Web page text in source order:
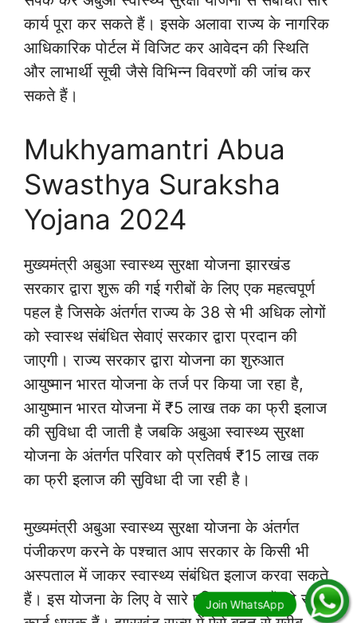
कार्य पूरा कर सकते हैं। इसके अलावा राज्य के नागरिक
आधिकारिक पोर्टल में विजिट कर आवेदन की स्थिति
और लाभार्थी सूची जैसे विभिन्न विवरणों की जांच कर
सकते हैं।
Mukhyamantri Abua
Swasthya Suraksha
Yojana 2024
मुख्यमंत्री अबुआ स्वास्थ्य सुरक्षा योजना झारखंड
सरकार द्वारा शुरू की गई गरीबों के लिए एक महत्वपूर्ण
पहल है जिसके अंतर्गत राज्य के 38 से भी अधिक लोगों
को स्वास्थ संबंधित सेवाएं सरकार द्वारा प्रदान की
जाएगी। राज्य सरकार द्वारा योजना का शुरुआत
आयुष्मान भारत योजना के तर्ज पर किया जा रहा है,
आयुष्मान भारत योजना में ₹5 लाख तक का फ्री इलाज
की सुविधा दी जाती है जबकि अबुआ स्वास्थ्य सुरक्षा
योजना के अंतर्गत परिवार को प्रतिवर्ष ₹15 लाख तक
का फ्री इलाज की सुविधा दी जा रही है।
मुख्यमंत्री अबुआ स्वास्थ्य सुरक्षा योजना के अंतर्गत
पंजीकरण करने के पश्चात आप सरकार के किसी भी
अस्पताल में जाकर स्वास्थ्य संबंधित इलाज करवा सकते
हैं। इस योजना के लिए वे सारे परिवार पात्र हैं जो राशन